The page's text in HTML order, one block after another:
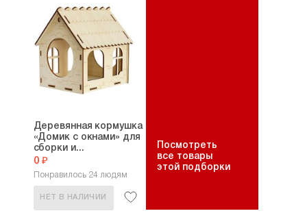
Деревянная кормушка
«Домик с окнами» для
сборки и...
0 ₽
Понравилось 24 людям
НЕТ В НАЛИЧИИ
Посмотреть
все товары
этой подборки